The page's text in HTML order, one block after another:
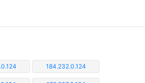
184.232.0.124